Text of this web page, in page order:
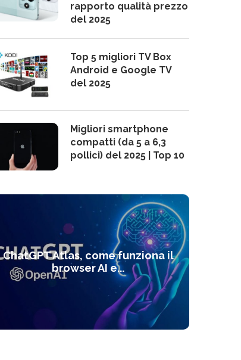
rapporto qualità prezzo
del 2025
Top 5 migliori TV Box
Android e Google TV
del 2025
Migliori smartphone
compatti (da 5 a 6,3
pollici) del 2025 | Top 10
ChatGPT Atlas, come funziona il
browser AI e...